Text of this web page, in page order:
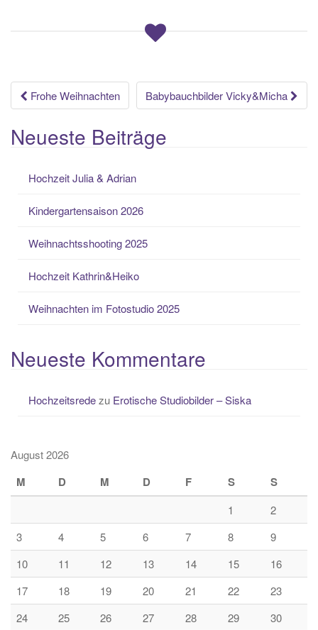
Beitrags-
Navigation
Frohe Weihnachten Babybauchbilder Vicky&Micha
Neueste Beiträge
Hochzeit Julia & Adrian
Kindergartensaison 2026
Weihnachtsshooting 2025
Hochzeit Kathrin&Heiko
Weihnachten im Fotostudio 2025
Neueste Kommentare
Hochzeitsredezu Erotische Studiobilder – Siska
August 2026
M D M D F S S
1
2
3
4 5 6 7 8
9
10
11 12 13 14 15
16
17
18 19 20 21 22
23
24
25 26 27 28 29
30